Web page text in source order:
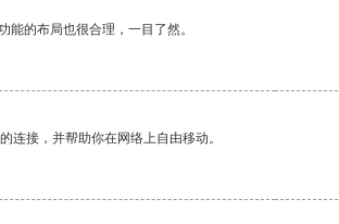
的布局也很合理，一目了然。
连接，并帮助你在网络上自由移动。